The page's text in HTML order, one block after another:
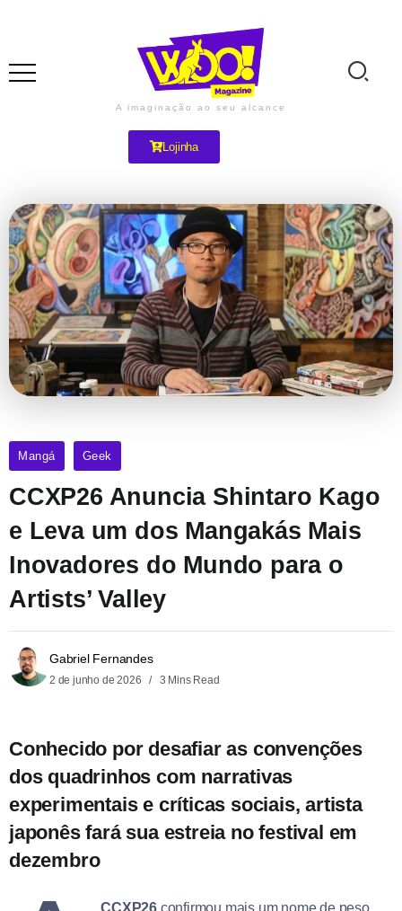
A imaginação ao seu alcance
Lojinha
Mangá Geek
CCXP26 Anuncia Shintaro Kago
e Leva um dos Mangakás Mais
Inovadores do Mundo para o
Artists’ Valley
Gabriel Fernandes
2 de junho de 2026 3 Mins Read
Conhecido por desafiar as convenções
dos quadrinhos com narrativas
experimentais e críticas sociais, artista
japonês fará sua estreia no festival em
dezembro
CCXP26 confirmou mais um nome de peso